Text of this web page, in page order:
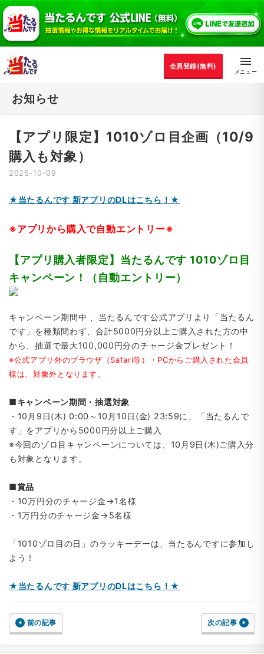
会員登録(無料)
お知らせ
【アプリ限定】1010ゾロ目企画（10/9
購入も対象）
2025-10-09
★当たるんです 新アプリのDLはこちら！★
※アプリから購入で自動エントリー※
【アプリ購入者限定】当たるんです 1010ゾロ目
キャンペーン！（自動エントリー）
キャンペーン期間中 、当たるんです公式アプリより「当たるん
です」を種類問わず、合計5000円分以上ご購入された方の中
から、抽選で最大100,000円分のチャージ金プレゼント！
※公式アプリ外のブラウザ（Safari等）・PCからご購入された会員
様は、対象外となります。
■キャンペーン期間・抽選対象
・10月9日(木) 0:00～10月10日(金) 23:59に、「当たるんで
す」をアプリから5000円分以上ご購入
※今回のゾロ目キャンペーンについては、10月9日(木)ご購入分
も対象となります。
■賞品
・10万円分のチャージ金→1名様
・1万円分のチャージ金→5名様
「1010ゾロ目の日」のラッキーデーは、当たるんですに参加し
よう！
★当たるんです 新アプリのDLはこちら！★
前の記事 次の記事